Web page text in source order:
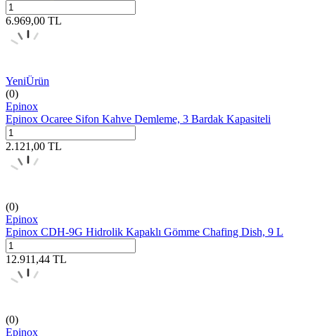
6.969,00 TL
YeniÜrün
(0)
Epinox
Epinox Ocaree Sifon Kahve Demleme, 3 Bardak Kapasiteli
2.121,00 TL
(0)
Epinox
Epinox CDH-9G Hidrolik Kapaklı Gömme Chafing Dish, 9 L
12.911,44 TL
(0)
Epinox